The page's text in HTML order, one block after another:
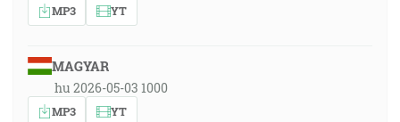
MP3 YT
MAGYAR
hu 2026-05-03 1000
MP3 YT